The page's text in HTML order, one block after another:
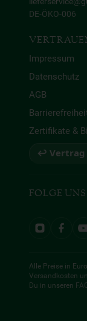
DE-ÖKO-006
Impressum
Datenschutz
AGB
Zertifikate &
↩ Vertrag
FOLGE UNS
Alle Preise in
Versandkosten
Du in unseren